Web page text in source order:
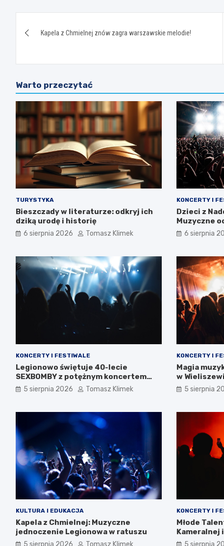
wpisuKapela z Chmielnej znów zagra warszawskie melodie!
Warto przeczytać
TURYSTYKA
Bieszczady w literaturze: odkryj ich
dziką urodę i historię
6 sierpnia 2026 Tomasz Klimek
KONCERTY I
Dzieci z
Muzyczne
tożsamości
6 sierpnia
KONCERTY I FESTIWALE
Legionowo świętuje 40-lecie
SEXBOMBY z potężnym koncertem
punk rockowym!
5 sierpnia 2026 Tomasz Klimek
KONCERTY I
Magia
w
5 sierpnia
KULTURA I EDUKACJA
Kapela z Chmielnej: Muzyczne
jednoczenie Legionowa w ratuszu
KONCERTY I
Młode
Kameralnej